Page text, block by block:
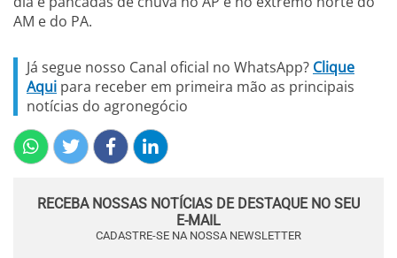
AM e do PA.
Já segue nosso Canal oficial no WhatsApp? Clique
Aqui para receber em primeira mão as principais
notícias do agronegócio
RECEBA NOSSAS NOTÍCIAS DE DESTAQUE NO SEU
E-MAIL
CADASTRE-SE NA NOSSA NEWSLETTER